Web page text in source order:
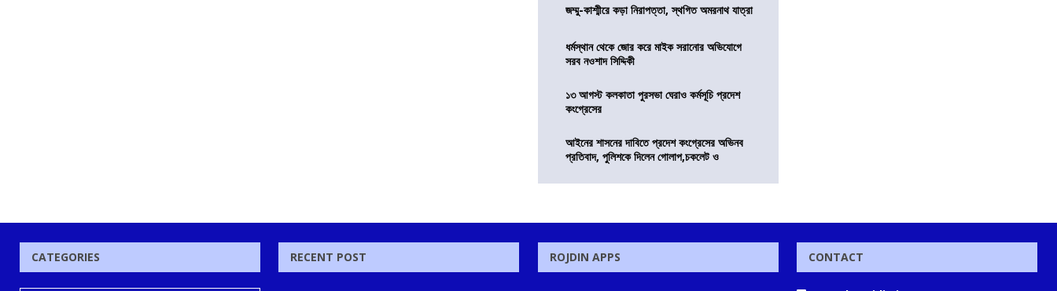
জম্মু-কাশ্মীরে কড়া নিরাপত্তা, স্থগিত অমরনাথ যাত্রা
ধর্মস্থান থেকে জোর করে মাইক সরানোর অভিযোগে
সরব নওশাদ সিদ্দিকী
১৩ আগস্ট কলকাতা পুরসভা ঘেরাও কর্মসূচি প্রদেশ
কংগ্রেসের
আইনের শাসনের দাবিতে প্রদেশ কংগ্রেসের অভিনব
প্রতিবাদ, পুলিশকে দিলেন গোলাপ,চকলেট ও
CATEGORIES RECENT POST ROJDIN APPS CONTACT